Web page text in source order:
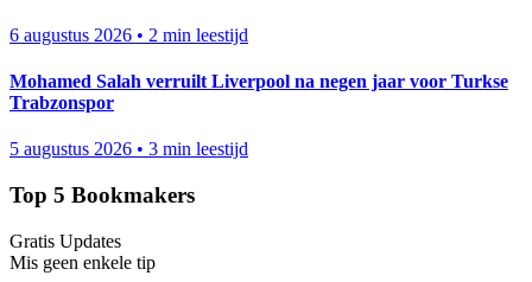
6 augustus 2026 • 2 min leestijd
Mohamed Salah verruilt Liverpool na negen jaar voor Turkse
Trabzonspor
5 augustus 2026 • 3 min leestijd
Top 5 Bookmakers
Gratis Updates
Mis geen enkele tip